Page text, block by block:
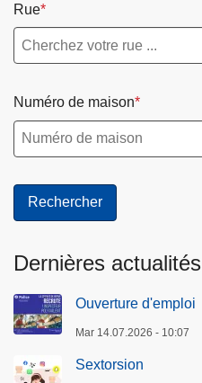
Rue
Numéro de maison
Dernières actualités
Ouverture d'emploi
Mar 14.07.2026 - 10:07
Sextorsion